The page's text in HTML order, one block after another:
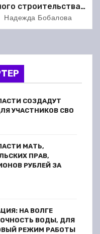
строительства в
нашла множество
Надежда Бобалова
СОЗДАДУТ
УЧАСТНИКОВ СВО
МАТЬ,
ПРАВ,
РУБЛЕЙ ЗА
НА ВОЛГЕ
ВОДЫ, ДЛЯ
РЕЖИМ РАБОТЫ